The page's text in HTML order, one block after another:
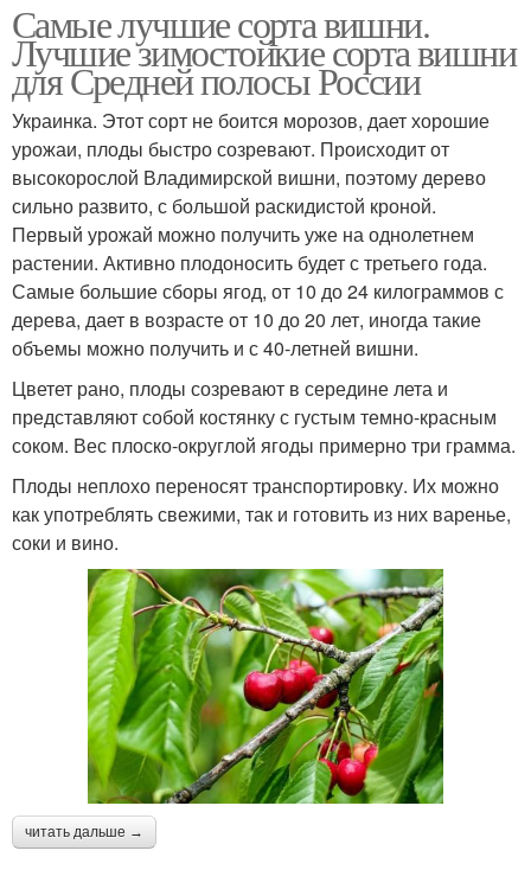
Самые лучшие сорта вишни.
Лучшие зимостойкие сорта вишни
для Средней полосы России
Украинка. Этот сорт не боится морозов, дает хорошие
урожаи, плоды быстро созревают. Происходит от
высокорослой Владимирской вишни, поэтому дерево
сильно развито, с большой раскидистой кроной.
Первый урожай можно получить уже на однолетнем
растении. Активно плодоносить будет с третьего года.
Самые большие сборы ягод, от 10 до 24 килограммов с
дерева, дает в возрасте от 10 до 20 лет, иногда такие
объемы можно получить и с 40-летней вишни.
Цветет рано, плоды созревают в середине лета и
представляют собой костянку с густым темно-красным
соком. Вес плоско-округлой ягоды примерно три грамма.
Плоды неплохо переносят транспортировку. Их можно
как употреблять свежими, так и готовить из них варенье,
соки и вино.
читать дальше →